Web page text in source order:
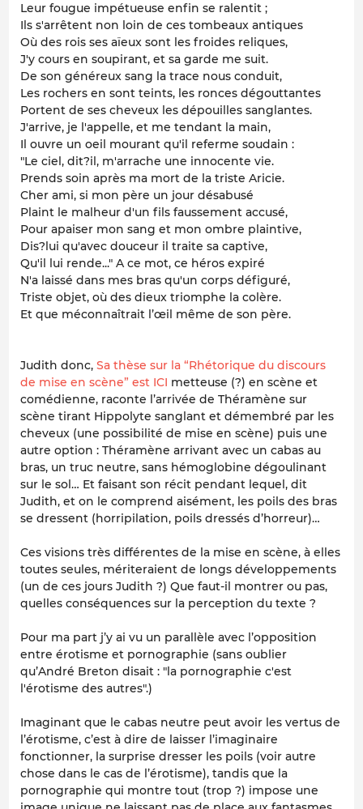
Leur fougue impétueuse enfin se ralentit ;
Ils s'arrêtent non loin de ces tombeaux antiques
Où des rois ses aïeux sont les froides reliques,
J'y cours en soupirant, et sa garde me suit.
De son généreux sang la trace nous conduit,
Les rochers en sont teints, les ronces dégouttantes
Portent de ses cheveux les dépouilles sanglantes.
J'arrive, je l'appelle, et me tendant la main,
Il ouvre un oeil mourant qu'il referme soudain :
"Le ciel, dit?il, m'arrache une innocente vie.
Prends soin après ma mort de la triste Aricie.
Cher ami, si mon père un jour désabusé
Plaint le malheur d'un fils faussement accusé,
Pour apaiser mon sang et mon ombre plaintive,
Dis?lui qu'avec douceur il traite sa captive,
Qu'il lui rende..." A ce mot, ce héros expiré
N'a laissé dans mes bras qu'un corps défiguré,
Triste objet, où des dieux triomphe la colère.
Et que méconnaîtrait l’œil même de son père.
Judith donc, Sa thèse sur la “Rhétorique du discours
de mise en scène” est ICI metteuse (?) en scène et
comédienne, raconte l’arrivée de Théramène sur
scène tirant Hippolyte sanglant et démembré par les
cheveux (une possibilité de mise en scène) puis une
autre option : Théramène arrivant avec un cabas au
bras, un truc neutre, sans hémoglobine dégoulinant
sur le sol… Et faisant son récit pendant lequel, dit
Judith, et on le comprend aisément, les poils des bras
se dressent (horripilation, poils dressés d’horreur)…
Ces visions très différentes de la mise en scène, à elles
toutes seules, mériteraient de longs développements
(un de ces jours Judith ?) Que faut-il montrer ou pas,
quelles conséquences sur la perception du texte ?
Pour ma part j’y ai vu un parallèle avec l’opposition
entre érotisme et pornographie (sans oublier
qu’André Breton disait : "la pornographie c'est
l'érotisme des autres".)
Imaginant que le cabas neutre peut avoir les vertus de
l’érotisme, c’est à dire de laisser l’imaginaire
fonctionner, la surprise dresser les poils (voir autre
chose dans le cas de l’érotisme), tandis que la
pornographie qui montre tout (trop ?) impose une